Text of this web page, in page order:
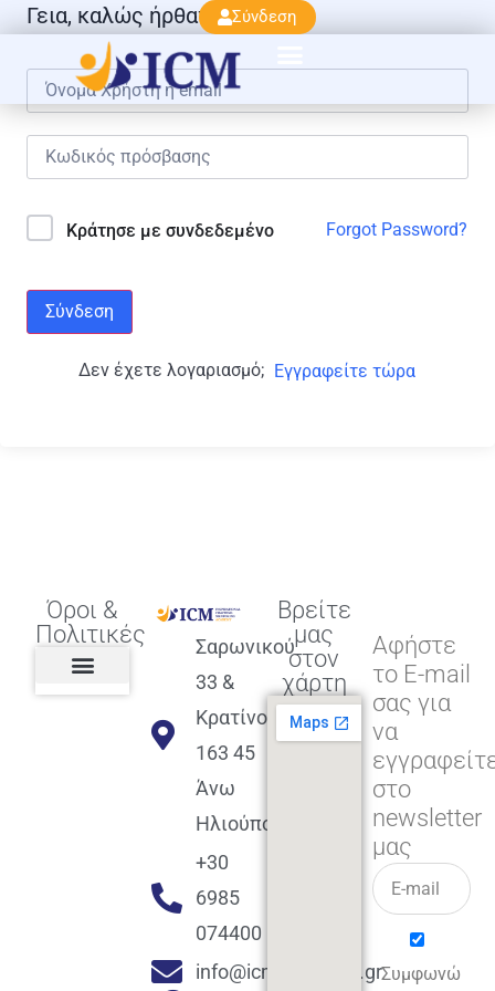
Σύνδεση
Γεια, καλώς ήρθατε πάλι!
Κράτησε με συνδεδεμένο Forgot Password?
Σύνδεση
Δεν έχετε λογαριασμό; Εγγραφείτε τώρα
Όροι &
Πολιτικές
Σαρωνικού
33 &
Κρατίνου
163 45
Άνω
Ηλιούπολη
+30
6985
074400
info@icmacademy.gr
Βρείτε
μας
στον
χάρτη
Αφήστε
το E-mail
σας για
να
στο
newsletter
μας
Συμφωνώ